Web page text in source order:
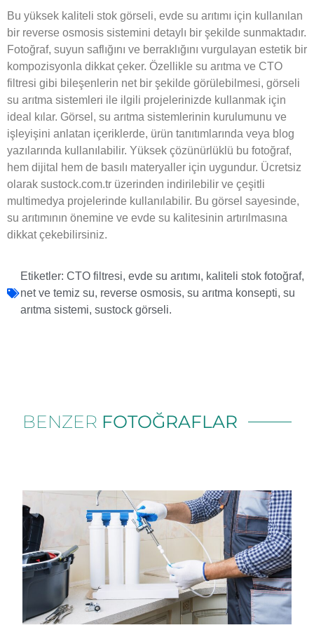
Bu yüksek kaliteli stok görseli, evde su arıtımı için kullanılan
bir reverse osmosis sistemini detaylı bir şekilde sunmaktadır.
Fotoğraf, suyun saflığını ve berraklığını vurgulayan estetik bir
kompozisyonla dikkat çeker. Özellikle su arıtma ve CTO
filtresi gibi bileşenlerin net bir şekilde görülebilmesi, görseli
su arıtma sistemleri ile ilgili projelerinizde kullanmak için
ideal kılar. Görsel, su arıtma sistemlerinin kurulumunu ve
işleyişini anlatan içeriklerde, ürün tanıtımlarında veya blog
yazılarında kullanılabilir. Yüksek çözünürlüklü bu fotoğraf,
hem dijital hem de basılı materyaller için uygundur. Ücretsiz
olarak sustock.com.tr üzerinden indirilebilir ve çeşitli
multimedya projelerinde kullanılabilir. Bu görsel sayesinde,
su arıtımının önemine ve evde su kalitesinin artırılmasına
dikkat çekebilirsiniz.
Etiketler: CTO filtresi, evde su arıtımı, kaliteli stok fotoğraf,
net ve temiz su, reverse osmosis, su arıtma konsepti, su
arıtma sistemi, sustock görseli.
BENZER FOTOĞRAFLAR